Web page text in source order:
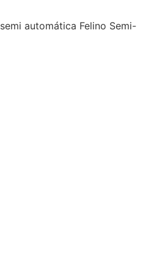
automática Felino Semi-